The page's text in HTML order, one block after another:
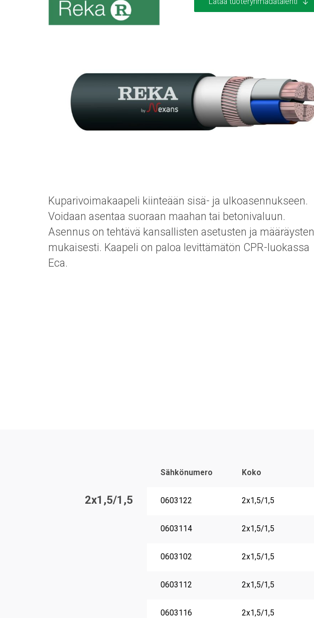
Kuparivoimakaapeli kiinteään sisä- ja ulkoasennukseen.
Voidaan asentaa suoraan maahan tai betonivaluun.
Asennus on tehtävä kansallisten asetusten ja määräysten
mukaisesti. Kaapeli on paloa levittämätön CPR-luokassa
Eca.
Sähkönumero Koko
2x1,5/1,5 0603122 2x1,5/1,5
0603114 2x1,5/1,5
0603102 2x1,5/1,5
0603112 2x1,5/1,5
0603116 2x1,5/1,5